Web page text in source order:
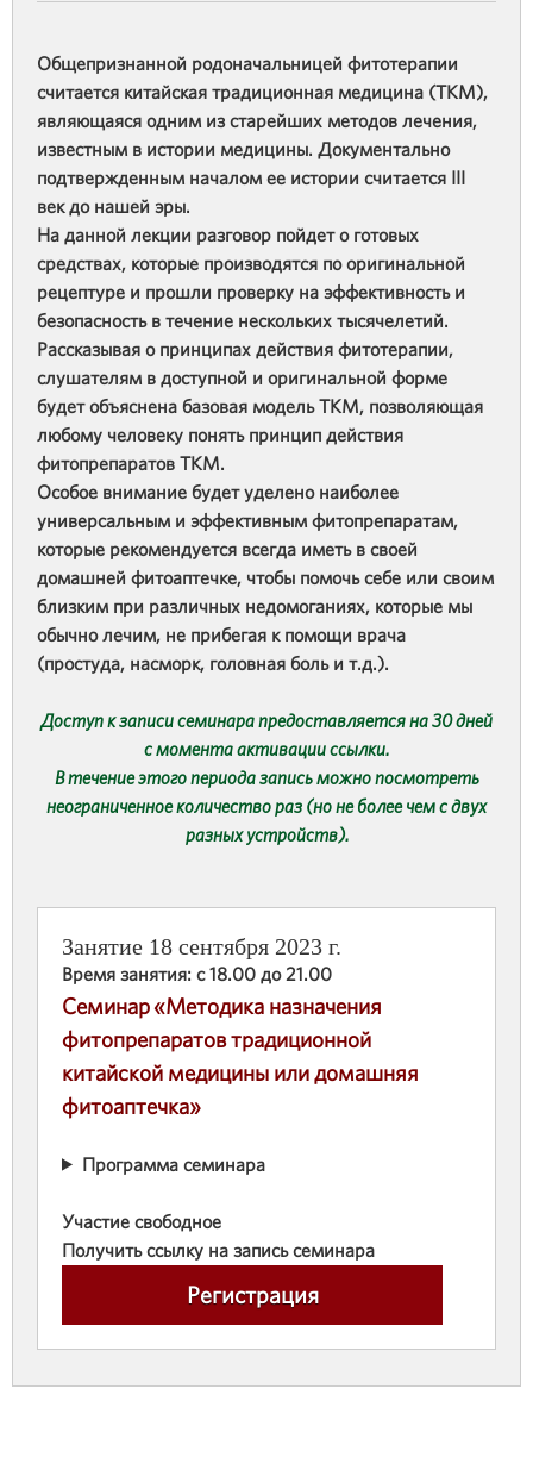
Общепризнанной родоначальницей фитотерапии
считается китайская традиционная медицина (ТКМ),
являющаяся одним из старейших методов лечения,
известным в истории медицины. Документально
подтвержденным началом ее истории считается III
век до нашей эры.
На данной лекции разговор пойдет о готовых
средствах, которые производятся по оригинальной
рецептуре и прошли проверку на эффективность и
безопасность в течение нескольких тысячелетий.
Рассказывая о принципах действия фитотерапии,
слушателям в доступной и оригинальной форме
будет объяснена базовая модель ТКМ, позволяющая
любому человеку понять принцип действия
фитопрепаратов ТКМ.
Особое внимание будет уделено наиболее
универсальным и эффективным фитопрепаратам,
которые рекомендуется всегда иметь в своей
домашней фитоаптечке, чтобы помочь себе или своим
близким при различных недомоганиях, которые мы
обычно лечим, не прибегая к помощи врача
(простуда, насморк, головная боль и т.д.).
Доступ к записи семинара предоставляется на 30 дней
с момента активации ссылки.
В течение этого периода запись можно посмотреть
неограниченное количество раз (но не более чем с двух
разных устройств).
Занятие 18 сентября 2023 г.
Время занятия: с 18.00 до 21.00
Семинар «Методика назначения
фитопрепаратов традиционной
китайской медицины или домашняя
фитоаптечка»
Программа семинара
Участие свободное
Получить ссылку на запись семинара
Регистрация